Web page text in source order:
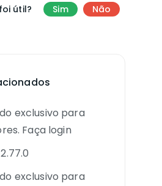
útil? Sim Não
exclusivo para
Faça login
exclusivo para